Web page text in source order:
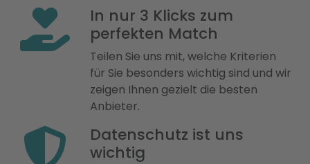
In nur 3 Klicks zum
perfekten Match
Teilen Sie uns mit, welche Kriterien
für Sie besonders wichtig sind und wir
zeigen Ihnen gezielt die besten
Anbieter.
Datenschutz ist uns
wichtig